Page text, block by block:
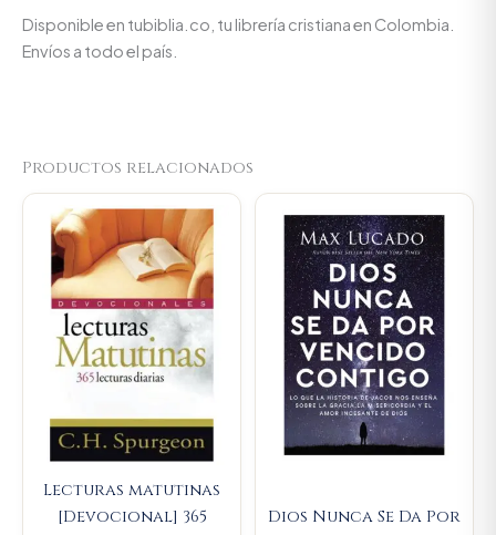
Disponible en tubiblia.co, tu librería cristiana en Colombia.
Envíos a todo el país.
Productos relacionados
Lecturas matutinas
[Devocional] 365
price
was:
$59.300.
Current
price
is:
$56.335.
Dios Nunca Se Da Por
price
was:
$70.400.
Current
price